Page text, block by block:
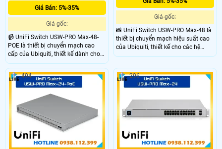
Giá Bán: 5%-35%
Giá gốc:
📹 UniFi Switch USW-PRO Max-48-
POE là thiết bị chuyển mạch cao
cấp của Ubiquiti, thiết kế dành cho
doanh nghiệp cần mạng mạnh mẽ
và linh hoạt. Với khả năng cấp
nguồn PoE++ trên toàn bộ cổng,
sản phẩm giúp đơn giản hóa việc
triển khai các thiết bị mạng như
camera, điểm truy cập và điện thoại
Giá gốc:
📸 UniFi Switch USW-PRO Max-48 là
thiết bị chuyển mạch hiệu suất cao
của Ubiquiti, thiết kế cho các hệ
thống mạng quy mô lớn. Với khả
trung qua UniFi Controller và giao
diện LCD hiện đại, thiết bị giúp tối ưu
hóa hạ tầng mạng doanh nghiệp
494 296